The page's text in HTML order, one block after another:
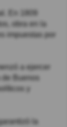
En 1809
obra en la
impuestas por
a ejercer
de Buenos
y
la